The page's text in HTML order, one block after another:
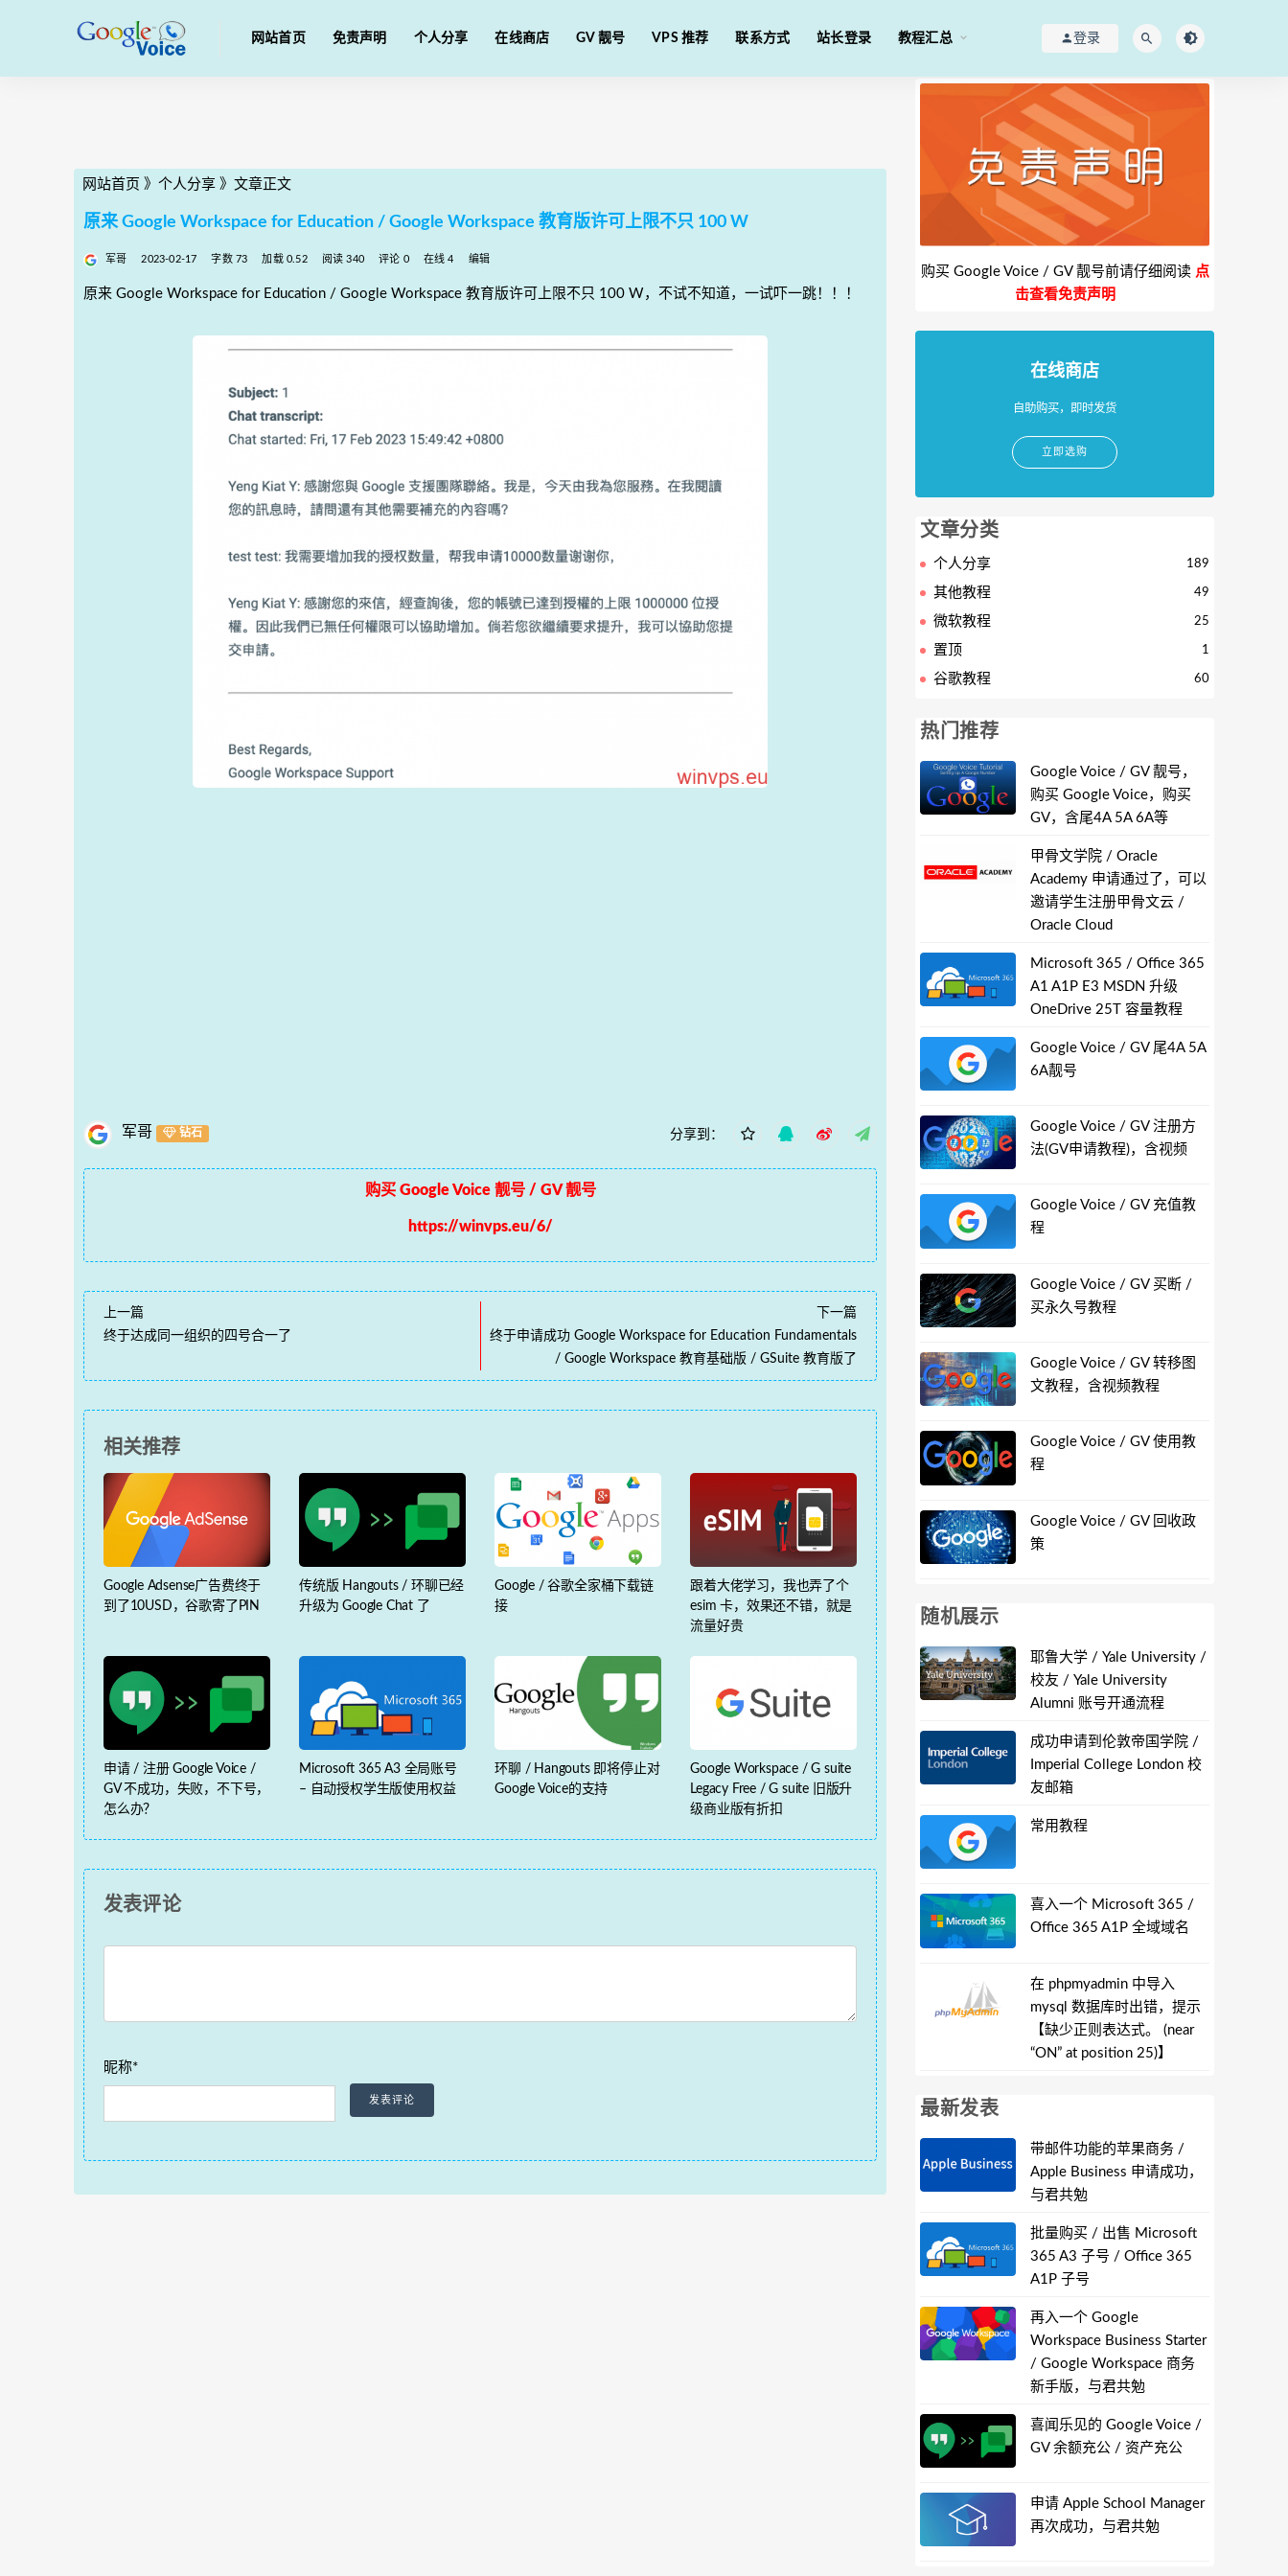
网站首页 免责声明 个人分享 在线商店 GV 靓号 VPS 推荐 联系方式 站长登录 教程汇总 登录
网站首页 》 个人分享 》 文章正文
原来 Google Workspace for Education / Google Workspace 教育版许可上限不只 100 W
军哥 2023-02-17 字数 73 加载 0.52 阅读 340 评论 0 在线 4 编辑
原来 Google Workspace for Education / Google Workspace 教育版许可上限不只 100 W，不试不知道，一试吓一跳！！！
军哥 钻石 分享到：
购买 Google Voice 靓号 / GV 靓号
https://winvps.eu/6/
上一篇
终于达成同一组织的四号合一了
下一篇
终于申请成功 Google Workspace for Education Fundamentals
/ Google Workspace 教育基础版 / GSuite 教育版了
相关推荐
Google Adsense广告费终于
到了10USD，谷歌寄了PIN
传统版 Hangouts / 环聊已经
升级为 Google Chat 了
Google / 谷歌全家桶下载链
接
跟着大佬学习，我也弄了个
esim 卡，效果还不错，就是
流量好贵
申请 / 注册 Google Voice /
GV 不成功，失败，不下号，
怎么办？
Microsoft 365 A3 全局账号
– 自动授权学生版使用权益
环聊 / Hangouts 即将停止对
Google Voice的支持
Google Workspace / G suite
Legacy Free / G suite 旧版升
级商业版有折扣
发表评论
昵称*
购买 Google Voice / GV 靓号前请仔细阅读 点
击查看免责声明
在线商店
自助购买，即时发货
立即选购
文章分类
个人分享 189
其他教程 49
微软教程 25
置顶 1
谷歌教程 60
热门推荐
Google Voice / GV 靓号，
购买 Google Voice，购买
GV，含尾4A 5A 6A等
甲骨文学院 / Oracle
Academy 申请通过了，可以
邀请学生注册甲骨文云 /
Oracle Cloud
Microsoft 365 / Office 365
A1 A1P E3 MSDN 升级
OneDrive 25T 容量教程
Google Voice / GV 尾4A 5A
6A靓号
Google Voice / GV 注册方
法(GV申请教程)，含视频
Google Voice / GV 充值教
程
Google Voice / GV 买断 /
买永久号教程
Google Voice / GV 转移图
文教程，含视频教程
Google Voice / GV 使用教
程
Google Voice / GV 回收政
策
随机展示
耶鲁大学 / Yale University /
校友 / Yale University
Alumni 账号开通流程
成功申请到伦敦帝国学院 /
Imperial College London 校
友邮箱
常用教程
喜入一个 Microsoft 365 /
Office 365 A1P 全域域名
在 phpmyadmin 中导入
mysql 数据库时出错，提示
【缺少正则表达式。 (near
“ON” at position 25)】
最新发表
带邮件功能的苹果商务 /
Apple Business 申请成功，
与君共勉
批量购买 / 出售 Microsoft
365 A3 子号 / Office 365
A1P 子号
再入一个 Google
Workspace Business Starter
/ Google Workspace 商务
新手版，与君共勉
喜闻乐见的 Google Voice /
GV 余额充公 / 资产充公
申请 Apple School Manager
再次成功，与君共勉